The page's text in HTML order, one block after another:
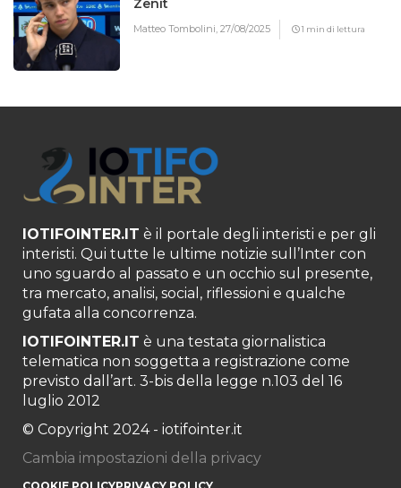
Zenit
Matteo Tombolini,27/08/2025 1 min di lettura
IOTIFOINTER.IT è il portale degli interisti e per gli
interisti. Qui tutte le ultime notizie sull’Inter con
uno sguardo al passato e un occhio sul presente,
tra mercato, analisi, social, riflessioni e qualche
gufata alla concorrenza.
IOTIFOINTER.IT è una testata giornalistica
telematica non soggetta a registrazione come
previsto dall’art. 3-bis della legge n.103 del 16
luglio 2012
© Copyright 2024 - iotifointer.it
Cambia impostazioni della privacy